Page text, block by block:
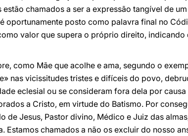
chamados a ser a expressão tangível de
oportunamente posto como palavra final no
valor que supera o próprio direito, indicando
como Mãe que acolhe e ama, segundo o
nas vicissitudes tristes e difíceis do povo,
eclesial ou se consideram fora dela por
a Cristo, em virtude do Batismo. Por
de Jesus, Pastor divino, Médico e Juiz das
chamados a não os excluir do nosso